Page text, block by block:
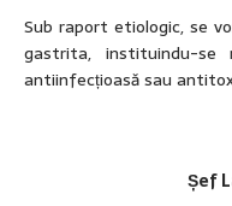
Sub raport etiologic, se
gastrita, instituindu-se
antiinfecțioasă sau
Șef